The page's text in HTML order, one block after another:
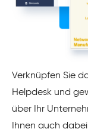
Verknüpfen Sie
Helpdesk und
über Ihr
Ihnen auch